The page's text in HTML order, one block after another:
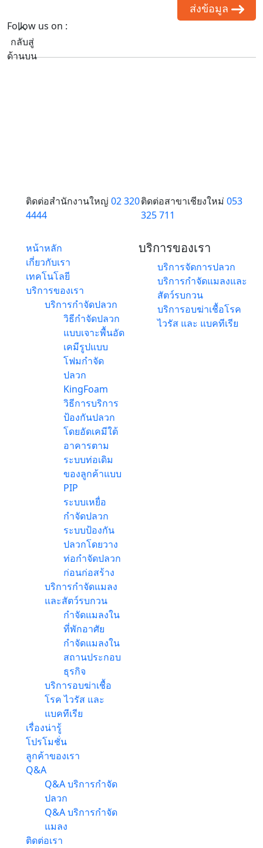
ส่งข้อมูล
กลับสู่
ด้านบน
Follow us on :
ติดต่อสำนักงานใหญ่ 02 320
4444
ติดต่อสาขาเชียงใหม่ 053
325 711
หน้าหลัก
เกี่ยวกับเรา
เทคโนโลยี
บริการของเรา
บริการกำจัดปลวก
วิธีกำจัดปลวก
แบบเจาะพื้นอัด
เคมีรูปแบบ
โฟมกำจัด
ปลวก
KingFoam
วิธีการบริการ
ป้องกันปลวก
โดยอัดเคมีใต้
อาคารตาม
ระบบท่อเดิม
ของลูกค้าแบบ
PIP
ระบบเหยื่อ
กำจัดปลวก
ระบบป้องกัน
ปลวกโดยวาง
ท่อกำจัดปลวก
ก่อนก่อสร้าง
บริการกำจัดแมลง
และสัตว์รบกวน
กำจัดแมลงใน
ที่พักอาศัย
กำจัดแมลงใน
สถานประกอบ
ธุรกิจ
บริการอบฆ่าเชื้อ
โรค ไวรัส และ
แบคทีเรีย
เรื่องน่ารู้
โปรโมชั่น
ลูกค้าของเรา
Q&A
Q&A บริการกำจัด
ปลวก
Q&A บริการกำจัด
แมลง
ติดต่อเรา
บริการของเรา
บริการจัดการปลวก
บริการกำจัดแมลงและ
สัตว์รบกวน
บริการอบฆ่าเชื้อโรค
ไวรัส และ แบคทีเรีย